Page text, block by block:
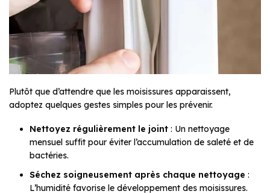
Plutôt que d’attendre que les moisissures apparaissent,
adoptez quelques gestes simples pour les prévenir.
Nettoyez régulièrement le joint : Un nettoyage
mensuel suffit pour éviter l’accumulation de saleté et de
bactéries.
Séchez soigneusement après chaque nettoyage :
L’humidité favorise le développement des moisissures.